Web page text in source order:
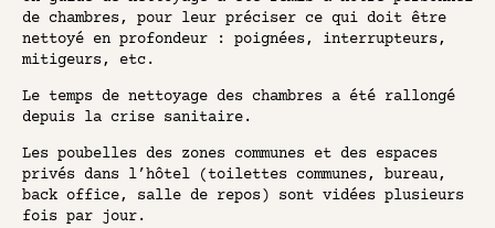
de chambres, pour leur préciser ce qui doit être
nettoyé en profondeur : poignées, interrupteurs,
mitigeurs, etc.
Le temps de nettoyage des chambres a été rallongé
depuis la crise sanitaire.
Les poubelles des zones communes et des espaces
privés dans l’hôtel (toilettes communes, bureau,
back office, salle de repos) sont vidées plusieurs
fois par jour.